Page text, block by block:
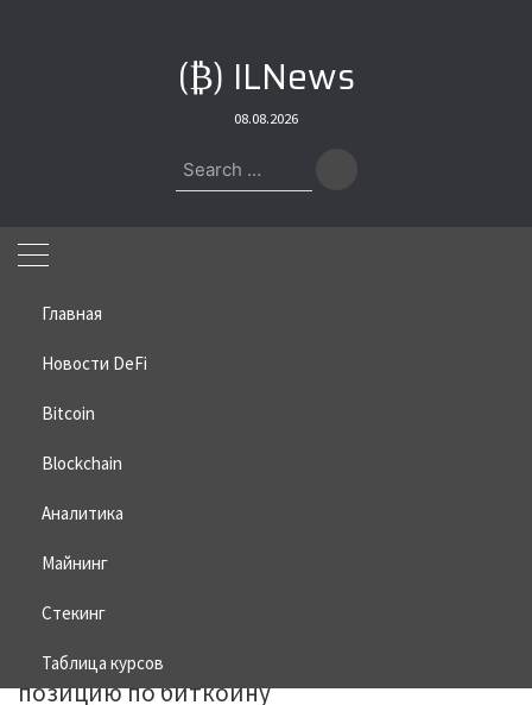
(₿) ILNews
08.08.2026
Search
for:
Главная
Новости DeFi
Bitcoin
Blockchain
Аналитика
Майнинг
Стекинг
Таблица курсов
Home»Bitcoin
свою позицию по биткоину